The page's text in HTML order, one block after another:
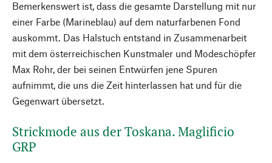
Bemerkenswert ist, dass die gesamte Darstellung mit nur
einer Farbe (Marineblau) auf dem naturfarbenen Fond
auskommt. Das Halstuch entstand in Zusammenarbeit
mit dem österreichischen Kunstmaler und Modeschöpfer
Max Rohr, der bei seinen Entwürfen jene Spuren
aufnimmt, die uns die Zeit hinterlassen hat und für die
Gegenwart übersetzt.
Strickmode aus der Toskana. Maglificio
GRP